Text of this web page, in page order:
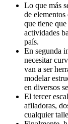
Lo que más
de
que tiene
actividades
país.
En segunda
necesitar
van a ser
modelar
en diversos
El tercer
afiladoras,
cualquier